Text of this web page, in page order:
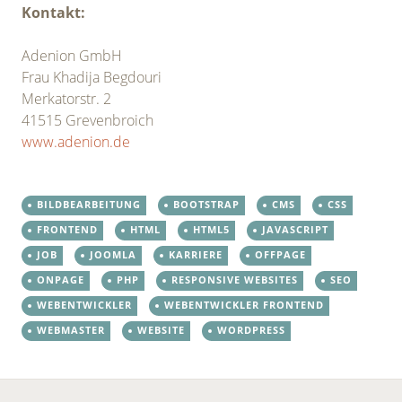
Kontakt:
Adenion GmbH
Frau Khadija Begdouri
Merkatorstr. 2
41515 Grevenbroich
www.adenion.de
BILDBEARBEITUNG BOOTSTRAP CMS
CSS
FRONTEND
HTML HTML5
JAVASCRIPT
JOB
JOOMLA KARRIERE
OFFPAGE
ONPAGE
PHP RESPONSIVE WEBSITES
SEO
WEBENTWICKLER
WEBENTWICKLER FRONTEND
WEBMASTER
WEBSITE WORDPRESS